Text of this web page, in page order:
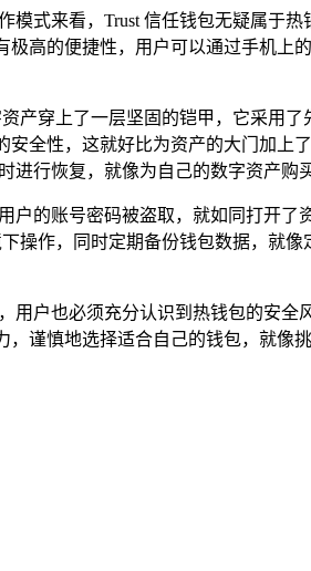
式来看，Trust 信任钱包无疑属于热
高的便捷性，用户可以通过手机上
产穿上了一层坚固的铠甲，它采用了
全性，这就好比为资产的大门加上
行恢复，就像为自己的数字资产购
户的账号密码被盗取，就如同打开了
操作，同时定期备份钱包数据，就像
用户也必须充分认识到热钱包的安全
谨慎地选择适合自己的钱包，就像